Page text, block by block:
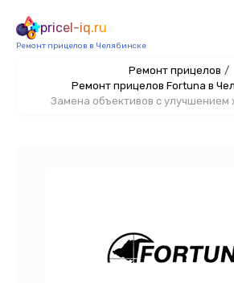
pricel-iq.ru
Ремонт прицелов в Челябинске
Ремонт прицелов /
Ремонт прицелов Fortuna в
Замена объективов с улучшением